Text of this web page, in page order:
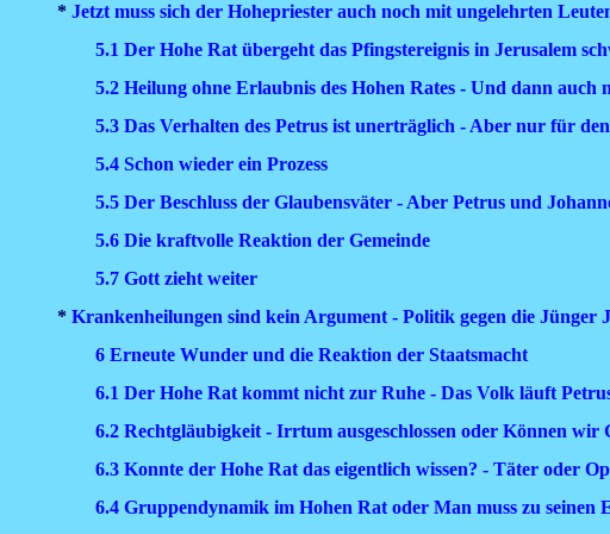
* Jetzt muss sich der Hohepriester auch noch mit ungelehrten
5.1 Der Hohe Rat übergeht das Pfingstereignis in Jerusalem
5.2 Heilung ohne Erlaubnis des Hohen Rates - Und dann auch
5.3 Das Verhalten des Petrus ist unerträglich - Aber nur für
5.4 Schon wieder ein Prozess
5.5 Der Beschluss der Glaubensväter - Aber Petrus und
5.6 Die kraftvolle Reaktion der Gemeinde
5.7 Gott zieht weiter
* Krankenheilungen sind kein Argument - Politik gegen die Jünger
6 Erneute Wunder und die Reaktion der Staatsmacht
6.1 Der Hohe Rat kommt nicht zur Ruhe - Das Volk läuft
6.2 Rechtgläubigkeit - Irrtum ausgeschlossen oder Können wir
6.3 Konnte der Hohe Rat das eigentlich wissen? - Täter oder
6.4 Gruppendynamik im Hohen Rat oder Man muss zu seinen